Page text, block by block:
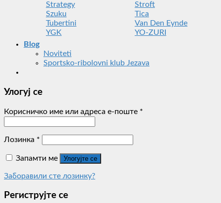
Strategy
Stroft
Szuku
Tica
Tubertini
Van Den Eynde
YGK
YO-ZURI
Blog
Noviteti
Sportsko-ribolovni klub Jezava
Улогуј се
Корисничко име или адреса е-поште *
Лозинка *
Запамти ме Улогујте се
Заборавили сте лозинку?
Региструјте се